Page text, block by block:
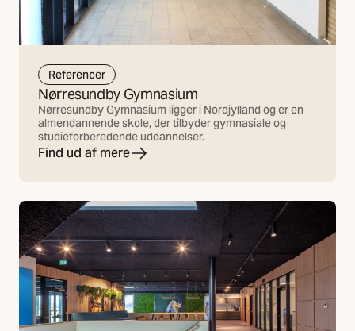
Referencer
Nørresundby Gymnasium
Nørresundby Gymnasium ligger i Nordjylland og er en
almendannende skole, der tilbyder gymnasiale og
studieforberedende uddannelser.
Find ud af mere